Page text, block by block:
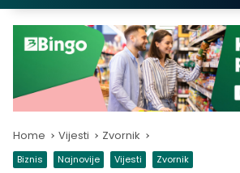
Home Vijesti Zvornik
Biznis Najnovije Vijesti Zvornik